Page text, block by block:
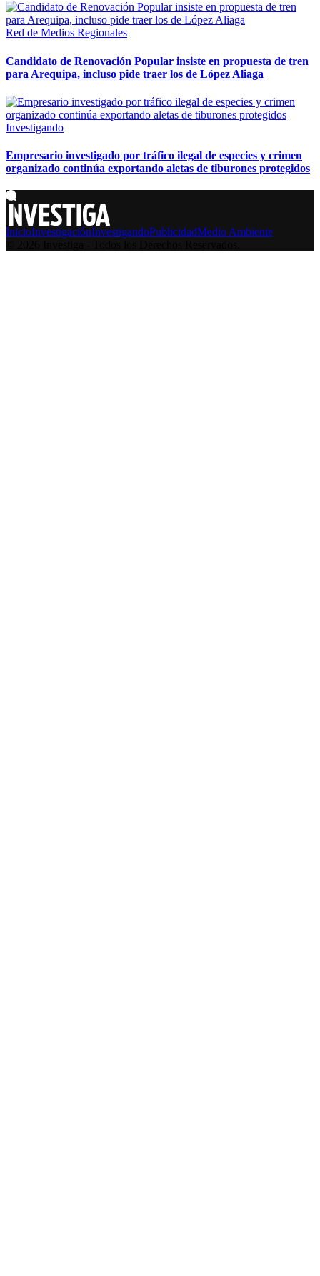
Red de Medios Regionales
Candidato de Renovación Popular insiste en propuesta de tren
para Arequipa, incluso pide traer los de López Aliaga
Investigando
Empresario investigado por tráfico ilegal de especies y crimen
organizado continúa exportando aletas de tiburones protegidos
InicioInvestigaciónInvestigandoPublicidadMedio Ambiente